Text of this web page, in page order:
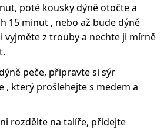
poté kousky dýně otočte a
15 minut , nebo až bude dýně
vyjměte z trouby a nechte ji mírně
peče, připravte si sýr
, který prošlehejte s medem a
rozdělte na talíře, přidejte